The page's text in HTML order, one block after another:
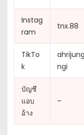
Instag
ram
tnx.88
TikTo
k
ahrijung
ngi
บัญชี
แอบ
อ้าง
–